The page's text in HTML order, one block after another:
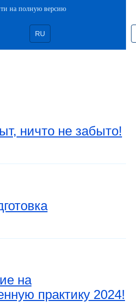
на полную версию
RU
ничто не забыто!
на
практику 2024!